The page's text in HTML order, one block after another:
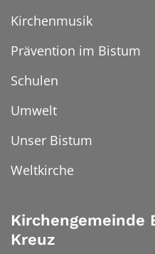
Kirchenmusik
Prävention im Bistum
Schulen
Umwelt
Unser Bistum
Weltkirche
Kirchengemeinde
Kreuz